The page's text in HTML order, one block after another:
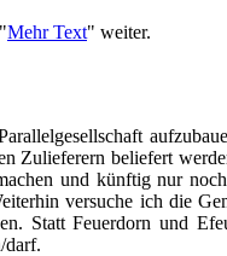
Mehr Text" weiter.
Zulieferern beliefert
und künftig nur
versuche ich die
Statt Feuerdorn und
darf.